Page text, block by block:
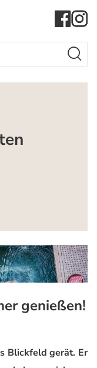
Search
genießen!
Blickfeld gerät. Er